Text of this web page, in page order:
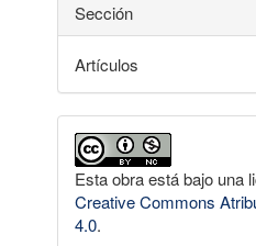
Sección
Artículos
Esta obra está bajo una
Creative Commons
4.0.